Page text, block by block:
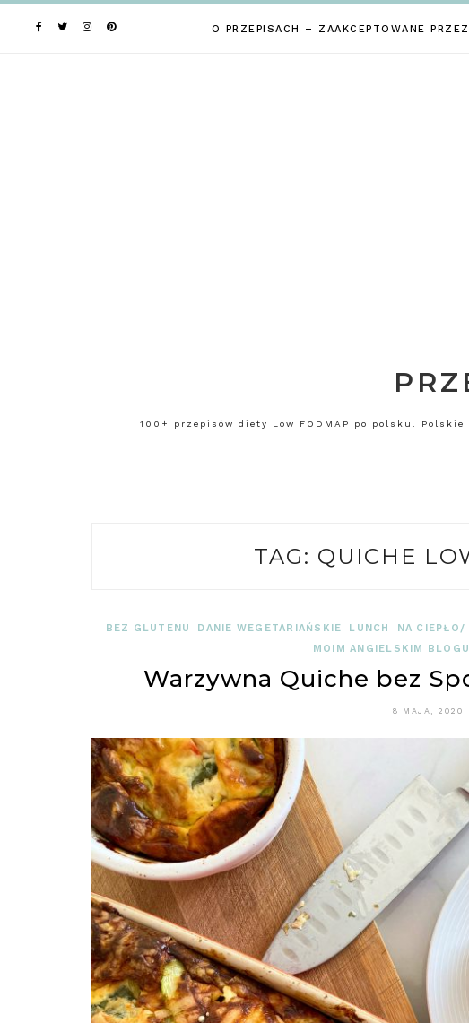
O PRZEPISACH – ZAAKCEPTOWANE
100+ przepisów diety Low FODMAP po polsku.
TAG: QUICHE
BEZ GLUTENU DANIE WEGETARIAŃSKIE LUNCH NA CIEPŁO/
MOIM ANGIELSKIM BLOGU
Warzywna Quiche bez
8 MAJA, 2020